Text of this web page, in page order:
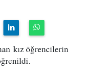
kız öğrencilerin